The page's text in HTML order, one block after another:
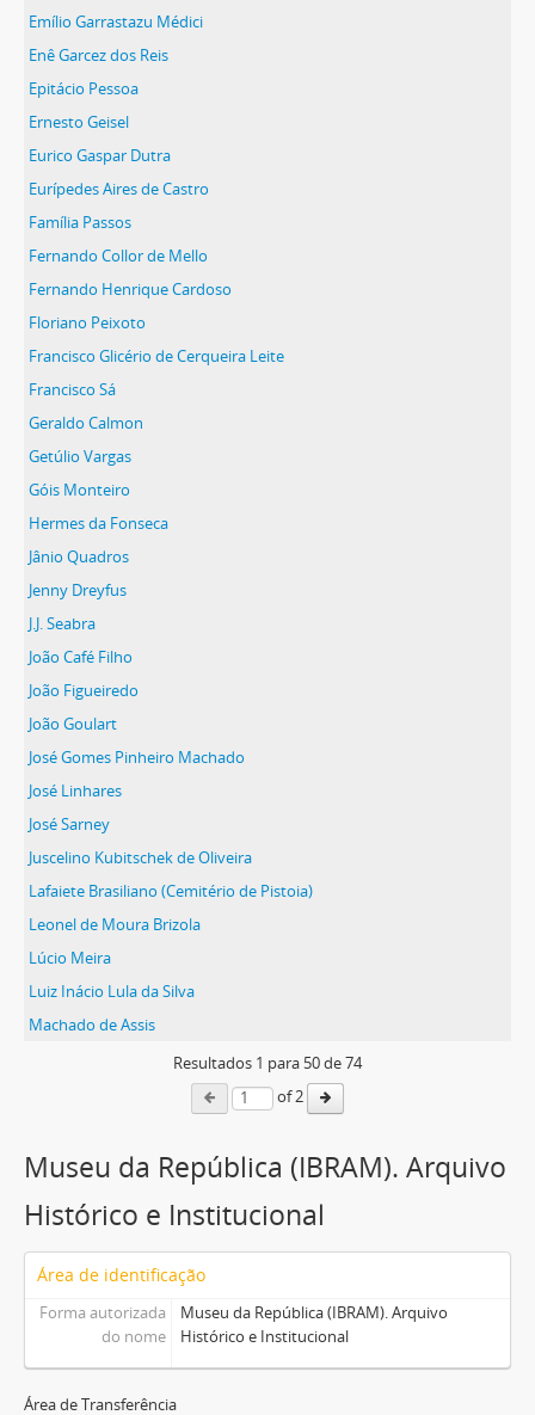
Emílio Garrastazu Médici
Enê Garcez dos Reis
Epitácio Pessoa
Ernesto Geisel
Eurico Gaspar Dutra
Eurípedes Aires de Castro
Família Passos
Fernando Collor de Mello
Fernando Henrique Cardoso
Floriano Peixoto
Francisco Glicério de Cerqueira Leite
Francisco Sá
Geraldo Calmon
Getúlio Vargas
Góis Monteiro
Hermes da Fonseca
Jânio Quadros
Jenny Dreyfus
J.J. Seabra
João Café Filho
João Figueiredo
João Goulart
José Gomes Pinheiro Machado
José Linhares
José Sarney
Juscelino Kubitschek de Oliveira
Lafaiete Brasiliano (Cemitério de Pistoia)
Leonel de Moura Brizola
Lúcio Meira
Luiz Inácio Lula da Silva
Machado de Assis
Resultados 1 para 50de 74
of 2
Museu da República (IBRAM). Arquivo
Histórico e Institucional
Área de identificação
Forma autorizada
do nome
Museu da República (IBRAM). Arquivo
Histórico e Institucional
Área de Transferência